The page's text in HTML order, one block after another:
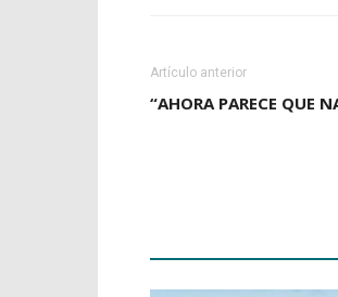
Artículo anterior
“AHORA PARECE QUE